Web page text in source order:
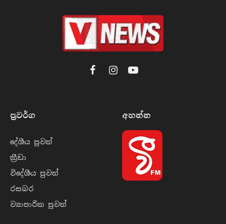
FacebookInstagramYouTube
ප්‍රවර්​ග
දේශීය පුව​ත්
ක්‍රී​ඩා
විදේශීය පුව​ත්
රසබ​ර
ව්‍යාපාරික පුව​ත්
අහන්​න